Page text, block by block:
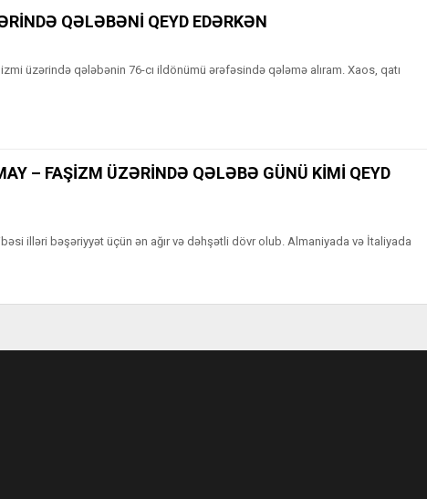
QƏLƏBƏNİ QEYD EDƏRKƏN
üzərində qələbənin 76-cı ildönümü ərəfəsində qələmə alıram. Xaos, qatı
– FAŞİZM ÜZƏRİNDƏ QƏLƏBƏ GÜNÜ KİMİ QEYD
illəri bəşəriyyət üçün ən ağır və dəhşətli dövr olub. Almaniyada və İtaliyada